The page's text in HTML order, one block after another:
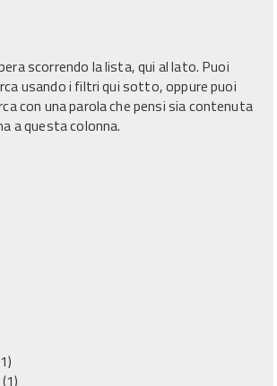
scorrendo la lista, qui al lato. Puoi
usando i filtri qui sotto, oppure puoi
con una parola che pensi sia contenuta
a questa colonna.
(1)